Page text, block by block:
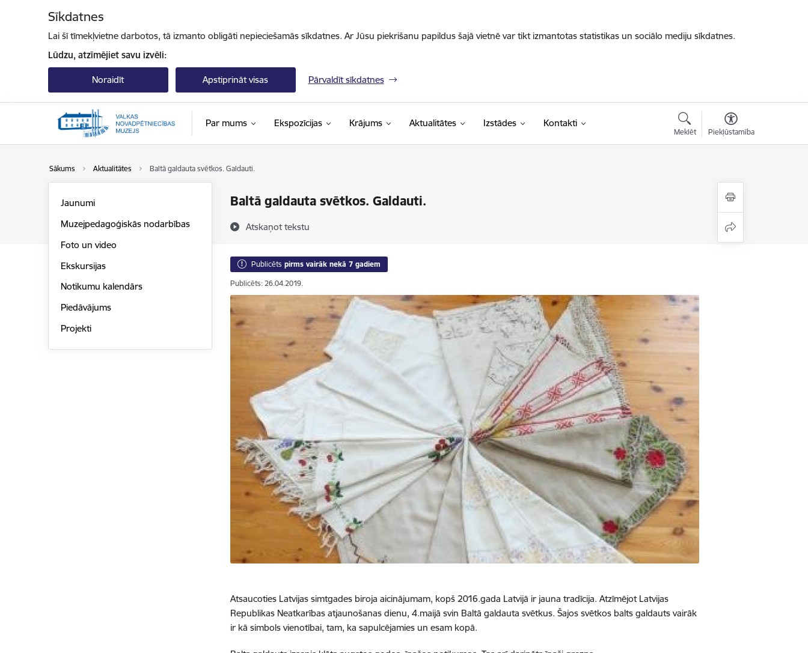
Sīkdatnes
Lai šī tīmekļvietne darbotos, tā izmanto obligāti nepieciešamās sīkdatnes. Ar Jūsu piekrišanu papildus šajā vietnē var tikt izmantotas statistikas un sociālo mediju sīkdatnes.
Lūdzu, atzīmējiet savu izvēli:
Noraidīt Apstiprināt visas Pārvaldīt sīkdatnes
Par mums Ekspozīcijas Krājums Aktualitātes Izstādes Kontakti
Meklēt Piekļūstamība
Sākums Aktualitātes Baltā galdauta svētkos. Galdauti.
Baltā galdauta svētkos. Galdauti.
Atskaņot tekstu
Jaunumi
Muzejpedagoģiskās nodarbības
Foto un video
Ekskursijas
Notikumu kalendārs
Piedāvājums
Projekti
Publicēts pirms vairāk nekā 7 gadiem
Publicēts: 26.04.2019.
Atsaucoties Latvijas simtgades biroja aicinājumam, kopš 2016.gada Latvijā ir jauna tradīcija. Atzīmējot Latvijas
Republikas Neatkarības atjaunošanas dienu, 4.maijā svin Baltā galdauta svētkus. Šajos svētkos balts galdauts vairāk
ir kā simbols vienotībai, tam, ka sapulcējamies un esam kopā.